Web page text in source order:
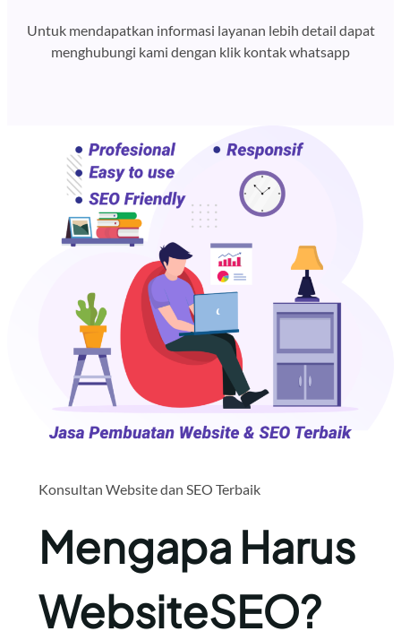
Untuk mendapatkan informasi layanan lebih detail dapat
menghubungi kami dengan klik kontak whatsapp
Konsultan Website dan SEO Terbaik
Mengapa Harus
WebsiteSEO?